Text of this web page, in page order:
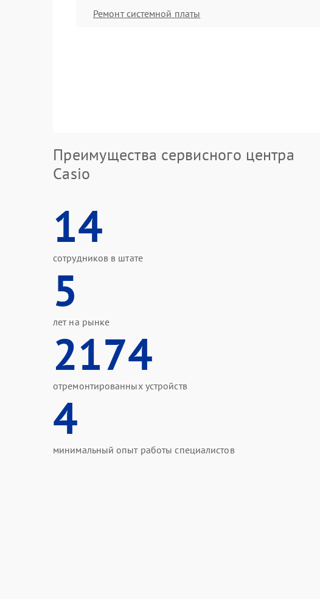
Ремонт системной платы
Преимущества сервисного центра
Casio
14
сотрудников в штате
5
лет на рынке
2174
отремонтированных устройств
4
минимальный опыт работы специалистов